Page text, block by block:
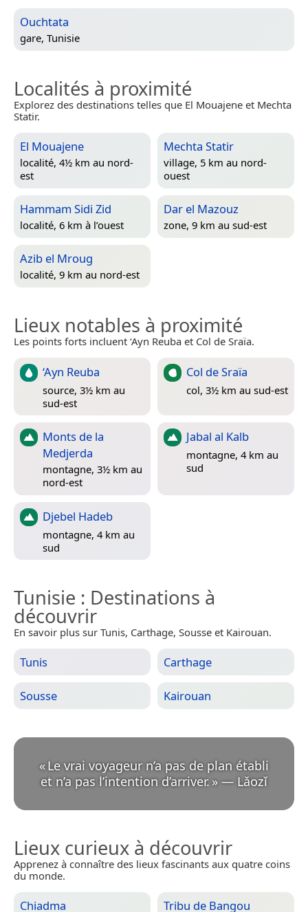
Ouchtata
gare, Tunisie
Localités à proximité
Explorez des destinations telles que El Mouajene et Mechta
Statir.
El Mouajene
localité, 4½ km au nord-
est
Mechta Statir
village, 5 km au nord-
ouest
Hammam Sidi Zid
localité, 6 km à l’ouest
Dar el Mazouz
zone, 9 km au sud-est
Azib el Mroug
localité, 9 km au nord-est
Lieux notables à proximité
Les points forts incluent ‘Ayn Reuba et Col de Sraïa.
‘Ayn Reuba
source, 3½ km au
sud-est
Col de Sraïa
col, 3½ km au sud-est
Monts de la
Medjerda
montagne, 3½ km au
nord-est
Jabal al Kalb
montagne, 4 km au
sud
Djebel Hadeb
montagne, 4 km au
sud
Tunisie : Destinations à
découvrir
En savoir plus sur Tunis, Carthage, Sousse et Kairouan.
Tunis Carthage
Sousse Kairouan
«Le vrai voyageur n’a pas de plan établi
et n’a pas l’intention d’arriver. » — Lǎozǐ
Lieux curieux à découvrir
Apprenez à connaître des lieux fascinants aux quatre coins
du monde.
Chiadma Tribu de Bangou